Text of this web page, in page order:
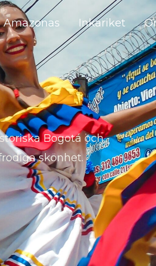
Amazonas Inkariket
Bogotá och
skönhet.